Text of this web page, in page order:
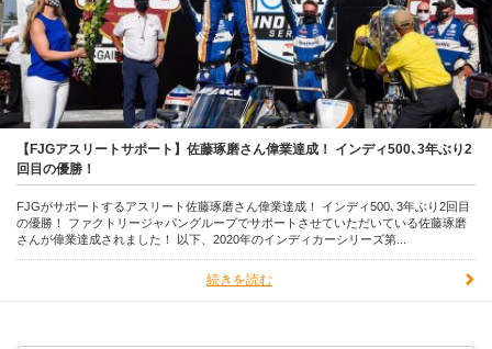
【FJGアスリートサポート】佐藤琢磨さん偉業達成！ インディ500､3年ぶり2
回目の優勝！
FJGがサポートするアスリート佐藤琢磨さん偉業達成！ インディ500､3年ぶり2回目
の優勝！ ファクトリージャパングループでサポートさせていただいている佐藤琢磨
さんが偉業達成されました！ 以下、2020年のインディカーシリーズ第...
続きを読む